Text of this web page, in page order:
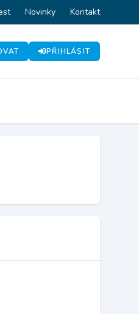
Novinky Kontakt
PŘIHLÁSIT